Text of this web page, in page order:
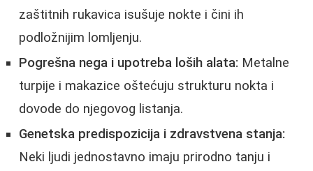
zaštitnih rukavica isušuje nokte i čini ih
podložnijim lomljenju.
Pogrešna nega i upotreba loših alata: Metalne
turpije i makazice oštećuju strukturu nokta i
dovode do njegovog listanja.
Genetska predispozicija i zdravstvena stanja:
Neki ljudi jednostavno imaju prirodno tanju i